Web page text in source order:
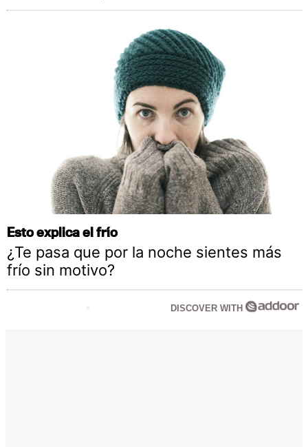
Esto explica el frío
¿Te pasa que por la noche sientes más
frío sin motivo?
DISCOVER WITH